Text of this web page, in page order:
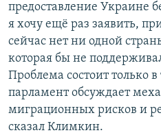
предоставление Украине
я хочу ещё раз заявить,
сейчас нет ни одной
которая бы не
Проблема состоит только
парламент обсуждает
миграционных рисков и
сказал Климкин.